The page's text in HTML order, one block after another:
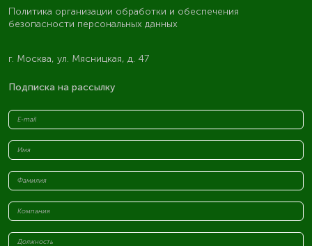
Политика организации обработки и обеспечения
безопасности персональных данных
г. Москва, ул. Мясницкая, д. 47
Подписка на рассылку